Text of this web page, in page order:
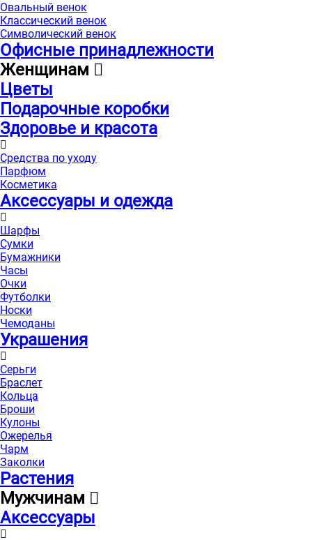
Овальный венок
Классический венок
Символический венок
Офисные принадлежности
Женщинам
Цветы
Подарочные коробки
Здоровье и красота
Средства по уходу
Парфюм
Косметика
Аксессуары и одежда
Шарфы
Сумки
Бумажники
Часы
Очки
Футболки
Носки
Чемоданы
Украшения
Серьги
Браслет
Кольца
Броши
Кулоны
Ожерелья
Чарм
Заколки
Растения
Мужчинам
Аксессуары